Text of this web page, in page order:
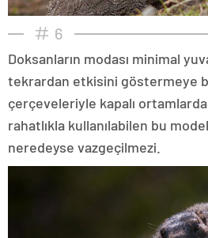
6
Doksanların modası minimal
tekrardan etkisini göstermeye
çerçeveleriyle kapalı
rahatlıkla kullanılabilen bu
neredeyse vazgeçilmezi.